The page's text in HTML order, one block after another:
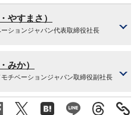
やすまさ）
ションジャパン代表取締役社長
みか）
チベーションジャパン取締役副社長